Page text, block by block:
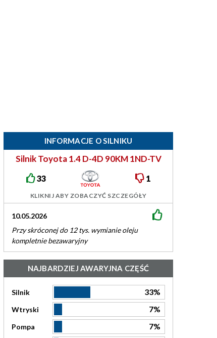
INFORMACJE O SILNIKU
Silnik Toyota 1.4 D-4D 90KM 1ND-TV
33 1
KLIKNIJ ABY ZOBACZYĆ SZCZEGÓŁY
10.05.2026
Przy skróconej do 12 tys. wymianie oleju
kompletnie bezawaryjny
NAJBARDZIEJ AWARYJNA CZĘŚĆ
Silnik 33%
Wtryski 7%
Pompa 7%